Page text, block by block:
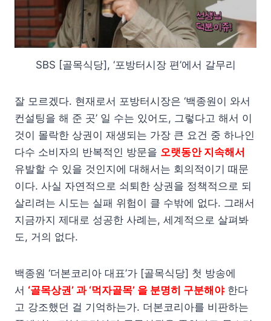
SBS [골목식당], ‘포방터시장 편’에서 갈무리
잘 모르겠다. 현재로서 포방터시장은 ‘백종원이 와서
컨설팅을 해 준 곳’ 일 수는 있어도, 그렇다고 해서 이
것이 몰락한 상권이 재생되는 가장 큰 요건 중 하나인
다수 소비자의 반복적인 방문을 오랫동안 지속해서
유발할 수 있을 것인지에 대해서는 회의적이기 때문
이다. 사실 자연적으로 쇠퇴한 상권을 정책적으로 되
살리려는 시도는 실패 위험이 클 수밖에 없다. 그래서
지금까지 제대로 성공한 사례는, 세계적으로 살펴봐
도, 거의 없다.
백종원 ‘더본코리아 대표’가 [골목식당] 첫 방송에
서 ‘골목상권’ 과 ‘먹자골목’ 을 분명히 구분해야한다
고 강조했던 걸 기억하는가. 더본코리아를 비판하는